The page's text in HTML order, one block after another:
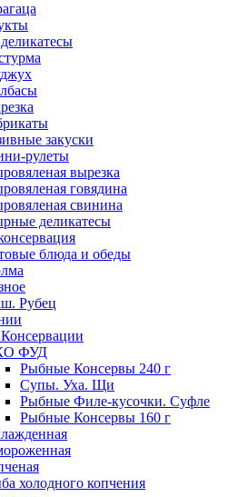
закуски
рулеты
вырезка
говядина
свинина
деликатесы
блюда и обеды
Рубец
ФУД
Рыбные Консервы 240 г
Супы. Уха. Щи
Рыбные Филе-кусочки. Суфле
Рыбные Консервы 160 г
холодного копчения